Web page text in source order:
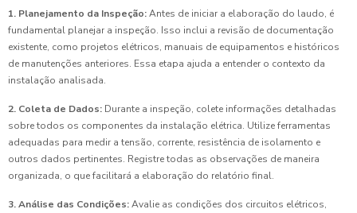
1. Planejamento da Inspeção:Antes de iniciar a elaboração do laudo, é
fundamental planejar a inspeção. Isso inclui a revisão de documentação
existente, como projetos elétricos, manuais de equipamentos e históricos
de manutenções anteriores. Essa etapa ajuda a entender o contexto da
instalação analisada.
2. Coleta de Dados: Durante a inspeção, colete informações detalhadas
sobre todos os componentes da instalação elétrica. Utilize ferramentas
adequadas para medir a tensão, corrente, resistência de isolamento e
outros dados pertinentes. Registre todas as observações de maneira
organizada, o que facilitará a elaboração do relatório final.
3. Análise das Condições:Avalie as condições dos circuitos elétricos,